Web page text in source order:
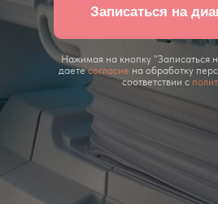
Нажимая на кнопку "Записаться
даетесогласие на обработку
соответствии с
Записаться на